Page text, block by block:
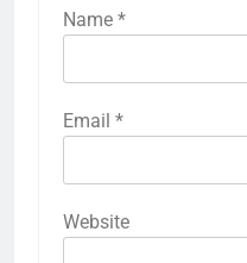
Name *
Email *
Website